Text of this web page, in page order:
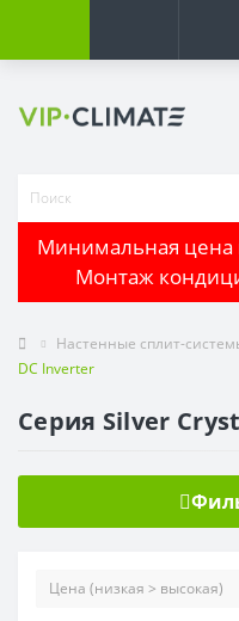
Минимальная цена
Монтаж
Настенные сплит-
DC Inverter
Серия Silver